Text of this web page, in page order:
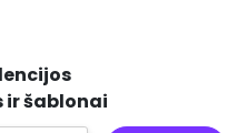
ir šablonai